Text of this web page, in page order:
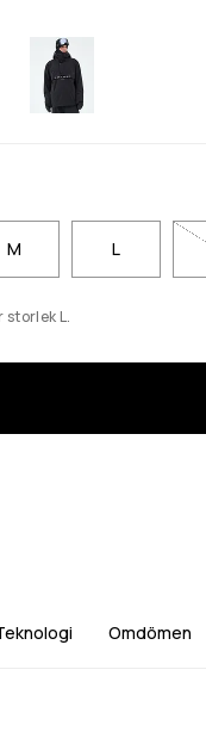
M L
storlek L.
Omdömen